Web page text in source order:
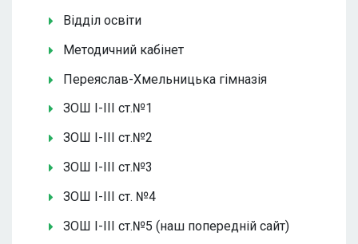
Відділ освіти
Методичний кабінет
Переяслав-Хмельницька гімназія
ЗОШ І-ІІІ ст.№1
ЗОШ І-ІІІ ст.№2
ЗОШ І-ІІІ ст.№3
ЗОШ І-ІІІ ст. №4
ЗОШ І-ІІІ ст.№5 (наш попередній сайт)